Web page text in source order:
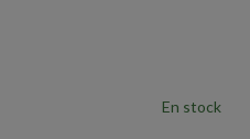
En stock